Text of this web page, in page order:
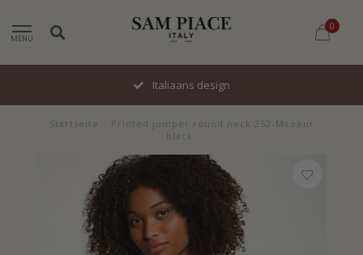
MENU
0
Italiaans design
Startseite
Printed jumper round neck 252-Mcoeur
black